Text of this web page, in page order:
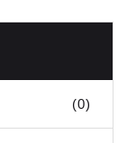
(0)